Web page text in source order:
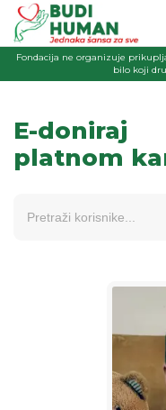
Fondacija ne organizuje
bilo koji
E-doniraj
platnom